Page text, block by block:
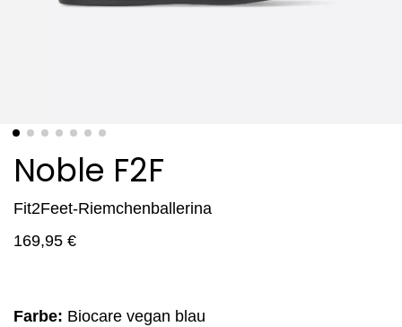
Noble F2F
Fit2Feet-Riemchenballerina
169,95 €
Farbe: Biocare vegan blau